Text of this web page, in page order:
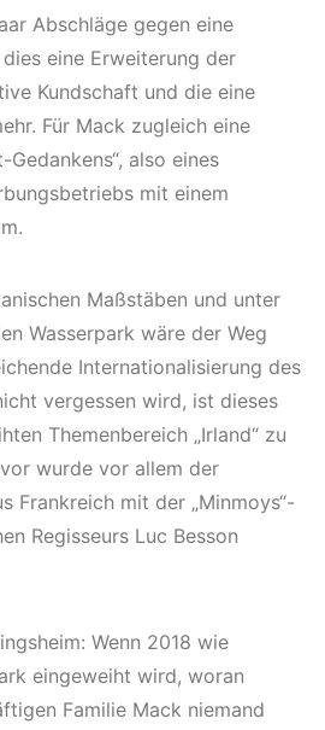
Abschläge gegen eine
eine Erweiterung der
Kundschaft und die eine
Für Mack zugleich eine
also eines
mit einem
Maßstäben und unter
Wasserpark wäre der Weg
Internationalisierung des
vergessen wird, ist dieses
Themenbereich „Irland“ zu
wurde vor allem der
Frankreich mit der „Minmoys“-
Regisseurs Luc Besson
Wenn 2018 wie
eingeweiht wird, woran
Familie Mack niemand